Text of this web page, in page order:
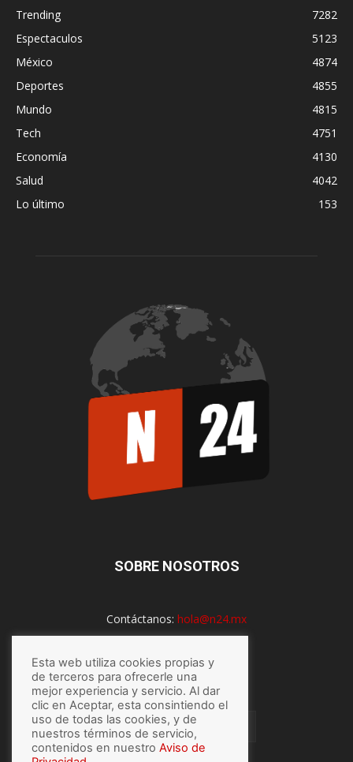
Trending
7282
Espectaculos
5123
México
4874
Deportes
4855
Mundo
4815
Tech
4751
Economía
4130
Salud
4042
Lo último
153
SOBRE NOSOTROS
Contáctanos: hola@n24.mx
SÍGUENOS
Esta web utiliza cookies propias y
de terceros para ofrecerle una
mejor experiencia y servicio. Al dar
clic en Aceptar, esta consintiendo el
uso de todas las cookies, y de
nuestros términos de servicio,
contenidos en nuestro Aviso de